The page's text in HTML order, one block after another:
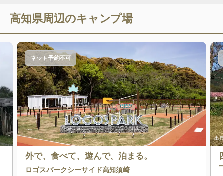
高知県周辺のキャンプ場
ネット予約不可
外で、食べて、遊んで、泊まる。
ロゴスパークシーサイド高知須崎
出